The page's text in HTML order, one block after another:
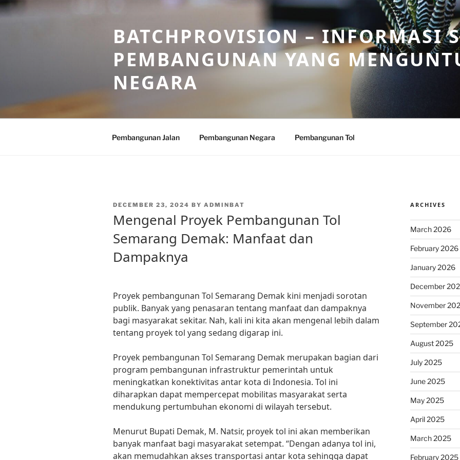
Skip
to
BATCHPROVISION – INFORMASI
PEMBANGUNAN YANG
NEGARA
Pembangunan Jalan Pembangunan Negara Pembangunan Tol
POSTED
DECEMBER 23, 2024 BY ADMINBAT
Mengenal Proyek Pembangunan Tol
Semarang Demak: Manfaat dan
Dampaknya
Proyek pembangunan Tol Semarang Demak kini menjadi sorotan
publik. Banyak yang penasaran tentang manfaat dan dampaknya
bagi masyarakat sekitar. Nah, kali ini kita akan mengenal lebih dalam
tentang proyek tol yang sedang digarap ini.
Proyek pembangunan Tol Semarang Demak merupakan bagian dari
program pembangunan infrastruktur pemerintah untuk
meningkatkan konektivitas antar kota di Indonesia. Tol ini
diharapkan dapat mempercepat mobilitas masyarakat serta
mendukung pertumbuhan ekonomi di wilayah tersebut.
Menurut Bupati Demak, M. Natsir, proyek tol ini akan memberikan
banyak manfaat bagi masyarakat setempat. “Dengan adanya tol ini,
akan memudahkan akses transportasi antar kota sehingga dapat
ARCHIVES
March 2026
February 2026
January 2026
December
November
September
August 2025
July 2025
June 2025
May 2025
April 2025
March 2025
February 2025